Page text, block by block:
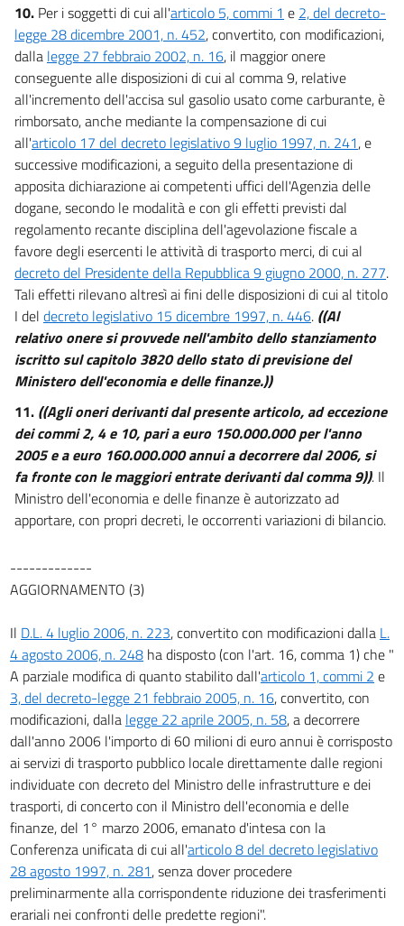
10. Per i soggetti di cui all'articolo 5, commi 1 e 2, del decreto-
legge 28 dicembre 2001, n. 452, convertito, con modificazioni,
dalla legge 27 febbraio 2002, n. 16, il maggior onere
conseguente alle disposizioni di cui al comma 9, relative
all'incremento dell'accisa sul gasolio usato come carburante, è
rimborsato, anche mediante la compensazione di cui
all'articolo 17 del decreto legislativo 9 luglio 1997, n. 241, e
successive modificazioni, a seguito della presentazione di
apposita dichiarazione ai competenti uffici dell'Agenzia delle
dogane, secondo le modalità e con gli effetti previsti dal
regolamento recante disciplina dell'agevolazione fiscale a
favore degli esercenti le attività di trasporto merci, di cui al
decreto del Presidente della Repubblica 9 giugno 2000, n. 277.
Tali effetti rilevano altresì ai fini delle disposizioni di cui al titolo
I del decreto legislativo 15 dicembre 1997, n. 446. ((Al
relativo onere si provvede nell'ambito dello stanziamento
iscritto sul capitolo 3820 dello stato di previsione del
Ministero dell'economia e delle finanze.))
11. ((Agli oneri derivanti dal presente articolo, ad eccezione
dei commi 2, 4 e 10, pari a euro 150.000.000 per l'anno
2005 e a euro 160.000.000 annui a decorrere dal 2006, si
fa fronte con le maggiori entrate derivanti dal comma 9)). Il
Ministro dell'economia e delle finanze è autorizzato ad
apportare, con propri decreti, le occorrenti variazioni di bilancio.
-------------
AGGIORNAMENTO (3)
Il D.L. 4 luglio 2006, n. 223, convertito con modificazioni dalla L.
4 agosto 2006, n. 248 ha disposto (con l'art. 16, comma 1) che "
A parziale modifica di quanto stabilito dall'articolo 1, commi 2 e
3, del decreto-legge 21 febbraio 2005, n. 16, convertito, con
modificazioni, dalla legge 22 aprile 2005, n. 58, a decorrere
dall'anno 2006 l'importo di 60 milioni di euro annui è corrisposto
ai servizi di trasporto pubblico locale direttamente dalle regioni
individuate con decreto del Ministro delle infrastrutture e dei
trasporti, di concerto con il Ministro dell'economia e delle
finanze, del 1° marzo 2006, emanato d'intesa con la
Conferenza unificata di cui all'articolo 8 del decreto legislativo
28 agosto 1997, n. 281, senza dover procedere
preliminarmente alla corrispondente riduzione dei trasferimenti
erariali nei confronti delle predette regioni".